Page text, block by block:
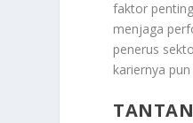
faktor
menjaga
penerus
kariernya